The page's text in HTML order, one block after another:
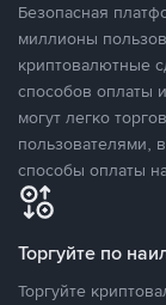
Безопасная
миллионы
криптовалютные
способов оплаты
могут легко
пользователями,
способы оплаты
Торгуйте по
Торгуйте